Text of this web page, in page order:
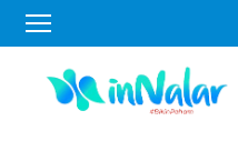
Go Green Indonesia
Mengusung Konsep Go
Kantor Kementerian